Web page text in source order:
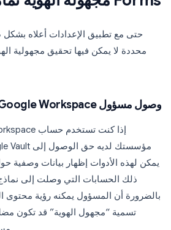
حتى مع تطبيق الإعدادات أعلاه
وصول مسؤول Google Workspace
يمكن لهذه الأدوات إظهار بيانات وصفية
ذلك الحسابات التي وصلت إلى
بالضرورة أن المسؤول يمكنه رؤية محتوى
تسمية “مجهول الهوية” قد تكون